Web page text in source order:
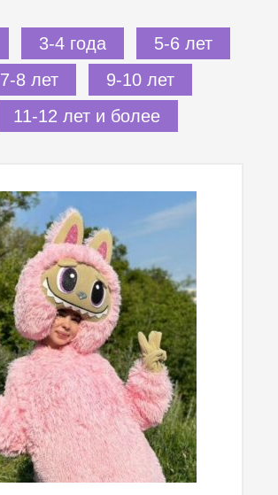
3-4 года
5-6 лет
7-8 лет
9-10 лет
11-12 лет и более